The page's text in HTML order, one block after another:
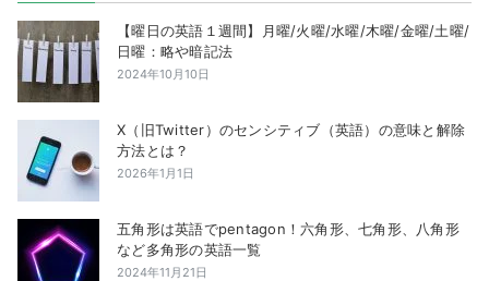
【曜日の英語１週間】月曜/火曜/水曜/木曜/金曜/土曜/
日曜：略や暗記法
2024年10月10日
X（旧Twitter）のセンシティブ（英語）の意味と解除
方法とは？
2026年1月1日
五角形は英語でpentagon！六角形、七角形、八角形
など多角形の英語一覧
2024年11月21日